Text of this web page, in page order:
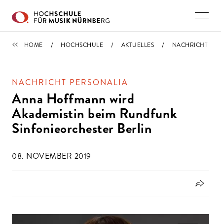
IMPORTIERT
HOME HOCHSCHULE AKTUELLES NACHRICHT
NACHRICHT PERSONALIA
Anna Hoffmann wird
Akademistin beim Rundfunk
Sinfonieorchester Berlin
08. NOVEMBER 2019